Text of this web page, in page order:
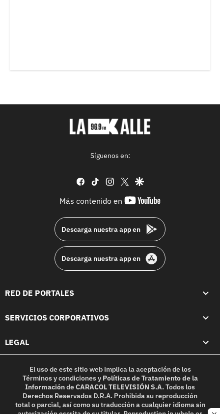
Síguenos en:
facebook
tiktok instagram
twittergoogle
Más contenido en
youtube-
Descarga nuestra app en
Descarga nuestra app en
RED DE PORTALES
SERVICIOS CORPORATIVOS
LEGAL
El uso de este sitio web implica la aceptación de los
Términos y condicionesy Políticas de Tratamiento de la
InformacióndeCARACOL TELEVISIÓN S.A.Todos los
Derechos Reservados D.R.A. Prohibida su reproducción
total o parcial, así como su traducción a cualquier idioma sin